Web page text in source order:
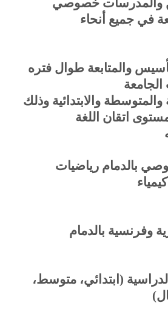
والمدرسات خصوصي
في جميع أنحاء
والمتابعة طوال فتره
الجامعة
والمتوسطة والابتدائية وذلك
اتقان اللغة
بالدمام رياضيات
وفرنسية بالدمام
(ابتدائي، متوسط،